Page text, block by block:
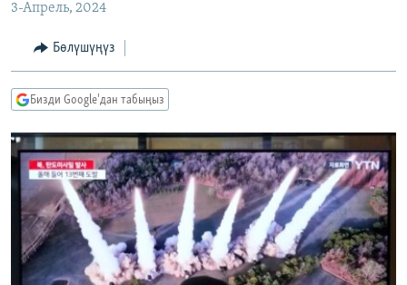
ЭКОНОМИКА
МАДАНИЯТ
БОРБОР АЗИЯ
АТАЙЫН ИЛИКТӨӨ
ТВ ПРОГРАММАЛАР
ЭКСПЕРТТЕР ТАЛДАЙТ
БИЗ ЖАНА ДҮЙНӨ
ДАНИСТЕ
ЭЖЕ-СИҢДИЛЕР
АЗАТТЫК+
ЫҢГАЙСЫЗ СУРООЛОР
ӨЗГӨЧӨ ПИКИР
Русский
ОНЛАЙН ШЕРИНЕ
3-Апрель, 2024
Бөлүшүңүз
Бизди Google'дан табыңыз